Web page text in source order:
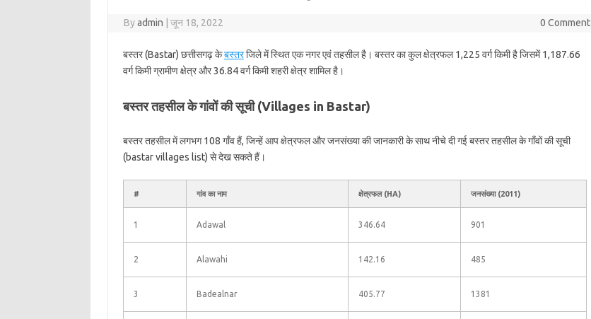
Byadmin जून 18, 2022 0 Comment
बस्तर (Bastar) छत्तीसगढ़ केबस्तरजिले में स्थित एक नगर एवं तहसील है। बस्तर का कुल क्षेत्रफल 1,225 वर्ग किमी है जिसमें 1,187.66
वर्ग किमी ग्रामीण क्षेत्र और 36.84 वर्ग किमी शहरी क्षेत्र शामिल है।
बस्तर तहसील के गांवों की सूची (Villages in Bastar)
बस्तर तहसील में लगभग 108 गाँव हैं, जिन्हें आप क्षेत्रफल और जनसंख्या की जानकारी के साथ नीचे दी गई बस्तर तहसील के गाँवों की सूची
(bastar villages list) से देख सकते हैं।
# गांव का नाम क्षेत्रफल (HA) जनसंख्या (2011)
1 Adawal 346.64 901
2 Alawahi 142.16 485
3 Badealnar 405.77 1381